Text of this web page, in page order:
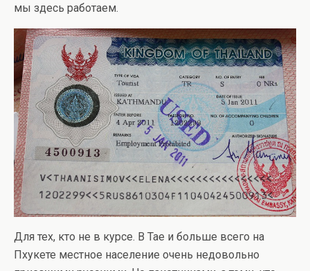
мы здесь работаем.
Для тех, кто не в курсе. В Тае и больше всего на
Пхукете местное население очень недовольно